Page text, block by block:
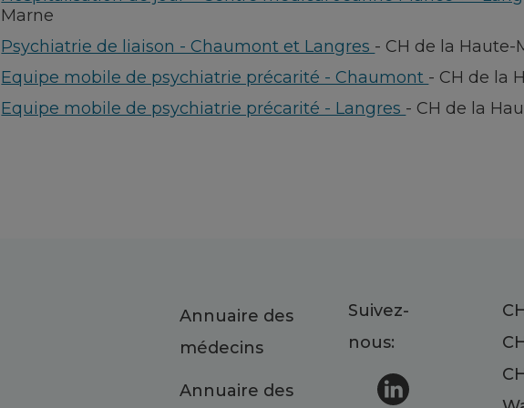
Marne
Psychiatrie de liaison - Chaumont et Langres - CH de la Haute-
Equipe mobile de psychiatrie précarité - Chaumont - CH de la
Equipe mobile de psychiatrie précarité - Langres - CH de la
Annuaire des
médecins
Annuaire des
Suivez-
nous: